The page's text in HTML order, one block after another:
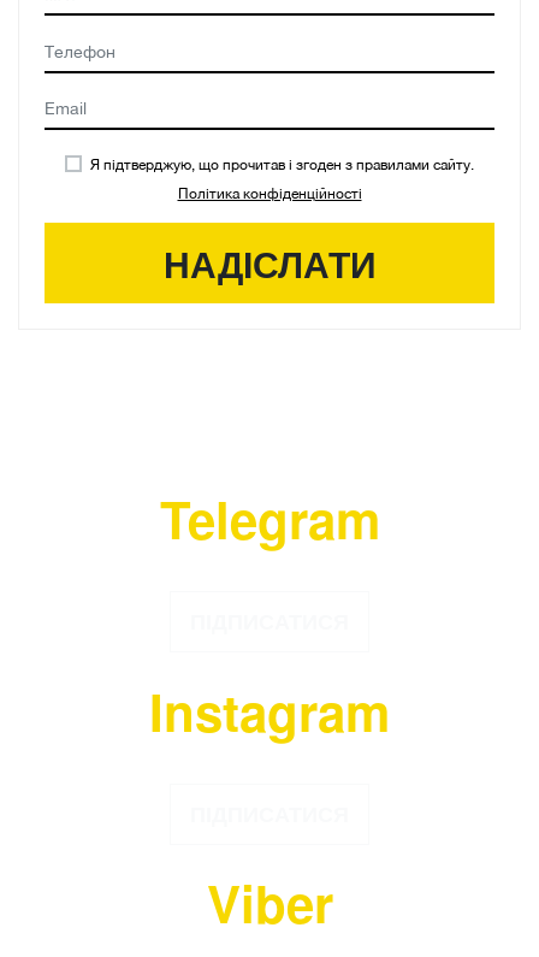
Я підтверджую, що прочитав і згоден з правилами сайту.
Політика конфіденційності
НАДІСЛАТИ
Telegram
Instagram
Viber